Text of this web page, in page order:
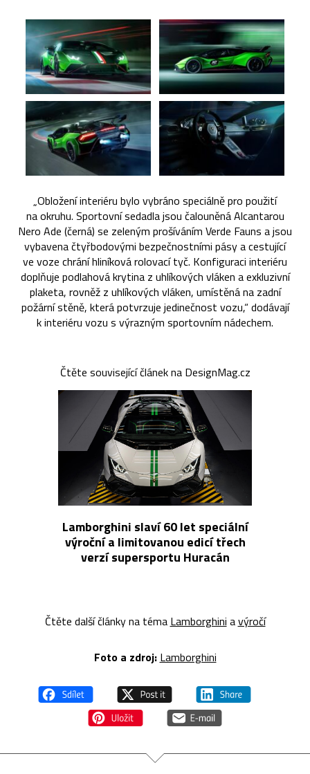
„Obložení interiéru bylo vybráno speciálně pro použití
na okruhu. Sportovní sedadla jsou čalouněná Alcantarou
Nero Ade (černá) se zeleným prošíváním Verde Fauns a jsou
vybavena čtyřbodovými bezpečnostními pásy a cestující
ve voze chrání hliníková rolovací tyč. Konfiguraci interiéru
doplňuje podlahová krytina z uhlíkových vláken a exkluzivní
plaketa, rovněž z uhlíkových vláken, umístěná na zadní
požární stěně, která potvrzuje jedinečnost vozu,“ dodávají
k interiéru vozu s výrazným sportovním nádechem.
Čtěte související článek na DesignMag.cz
Lamborghini slaví 60 let speciální
výroční a limitovanou edicí třech
verzí supersportu Huracán
Čtěte další články na téma Lamborghini avýročí
Foto a zdroj: Lamborghini